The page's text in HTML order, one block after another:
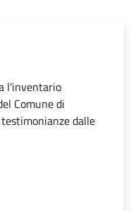
l'inventario
Comune di
dalle